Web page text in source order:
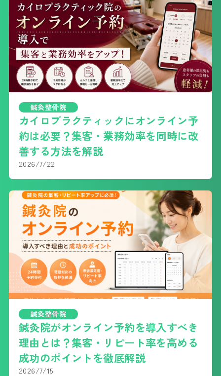
鍼灸整骨院
カイロプラクティックにオンライン予
約は必要？集客・業務効率を同時に改
善する方法を解説
2026/7/22
鍼灸整骨院
鍼灸院がオンライン予約を導入すべき
理由とは？集客・リピート率を高める
成功のポイントを徹底解説
2026/7/15